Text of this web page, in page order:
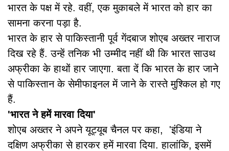
भारत के पक्ष में रहे. वहीं, एक मुकाबले में भारत को हार का
सामना करना पड़ा है.
भारत के हार से पाकिस्तानी पूर्व गेंदबाज शोएब अख्तर नाराज
दिख रहे हैं. उन्हें तनिक भी उम्मीद नहीं थी कि भारत साउथ
अफ्रीका के हाथों हार जाएगा. बता दें कि भारत के हार जाने
से पाकिस्तान के सेमीफाइनल में जाने के रास्ते मुश्किल हो गए
हैं.
'भारत ने हमें मारवा दिया'
शोएब अख्तर ने अपने यूट्यूब चैनल पर कहा, 'इंडिया ने
दक्षिण अफ्रीका से हारकर हमें मारवा दिया. हालांकि, इसमें